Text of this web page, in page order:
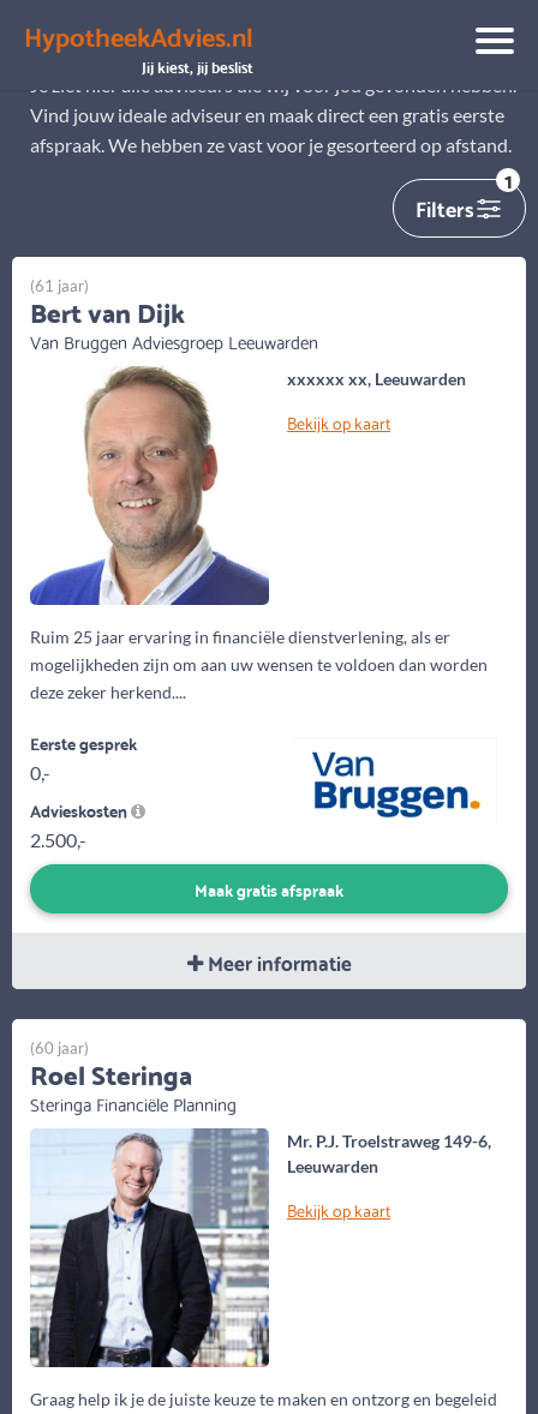
HypotheekAdvies.nl
Jij kiest, jij beslist
Alle adviseurs
Je ziet hier alle adviseurs die wij voor jou gevonden hebben.
Vind jouw ideale adviseur en maak direct een gratis eerste
afspraak. We hebben ze vast voor je gesorteerd op afstand.
Filters
1
xxxxxx xx, Leeuwarden
Bekijk op kaart
Ruim 25 jaar ervaring in financiële dienstverlening, als er
mogelijkheden zijn om aan uw wensen te voldoen dan worden
deze zeker herkend....
(61 jaar)
Bert van Dijk
Van Bruggen Adviesgroep Leeuwarden
Eerste gesprek
0,-
Advieskosten
2.500,-
Maak gratis afspraak
Meer informatie
Mr. P.J. Troelstraweg 149-6,
Leeuwarden
Bekijk op kaart
Graag help ik je de juiste keuze te maken en ontzorg en begeleid
(60 jaar)
Roel Steringa
Steringa Financiële Planning